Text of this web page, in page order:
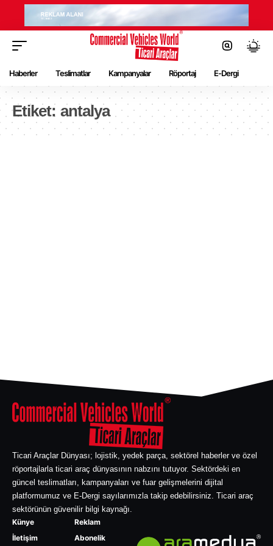
Haberler Teslimatlar Kampanyalar Röportaj E-Dergi
Etiket: antalya
Ticari Araçlar Dünyası; lojistik, yedek parça, sektörel haberler ve özel
röportajlarla ticari araç dünyasının nabzını tutuyor. Sektördeki en
güncel teslimatları, kampanyaları ve fuar gelişmelerini dijital
platformumuz ve E-Dergi sayılarımızla takip edebilirsiniz. Ticari araç
sektörünün güvenilir bilgi kaynağı.
Künye
İletişim
Reklam
Abonelik